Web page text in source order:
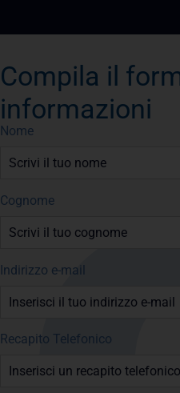
Compila il
informazioni
Nome
Cognome
Indirizzo e-mail
Recapito Telefonico